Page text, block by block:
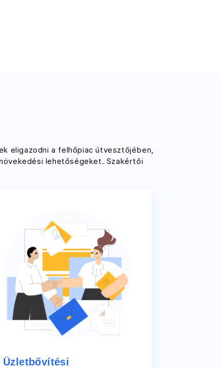
eligazodni a felhőpiac útvesztőjében,
lehetőségeket. Szakértői
Üzletbővítési